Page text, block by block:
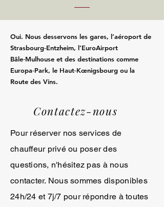
Oui. Nous desservons les gares, l’aéroport de
Strasbourg‑Entzheim, l’EuroAirport
Bâle‑Mulhouse et des destinations comme
Europa‑Park, le Haut‑Kœnigsbourg ou la
Route des Vins.
Contactez-nous
Pour réserver nos services de
chauffeur privé ou poser des
questions, n'hésitez pas à nous
contacter. Nous sommes disponibles
24h/24 et 7j/7 pour répondre à toutes